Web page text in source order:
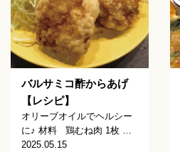
バルサミコ酢からあげ
【レシピ】
オリーブオイルでヘルシー
に♪ 材料 鶏むね肉 1枚 …
2025.05.15